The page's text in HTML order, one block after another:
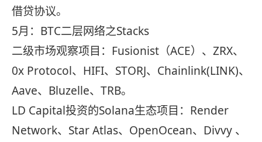
借贷协议。
5月：BTC二层网络之Stacks
二级市场观察项目：Fusionist（ACE）、ZRX、
0x Protocol、HIFI、STORJ、Chainlink(LINK)、
Aave、Bluzelle、TRB。
LD Capital投资的Solana生态项目：Render
Network、Star Atlas、OpenOcean、Divvy 、